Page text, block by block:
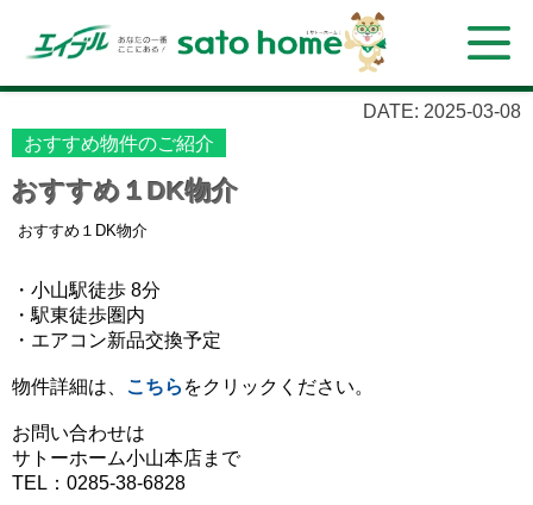
DATE: 2025-03-08
おすすめ物件のご紹介
おすすめ１DK物介
おすすめ１DK物介
・小山駅徒歩 8分
・駅東徒歩圏内
・エアコン新品交換予定
物件詳細は、 こちら をクリックください。
お問い合わせは
サトーホーム小山本店まで
TEL：0285-38-6828